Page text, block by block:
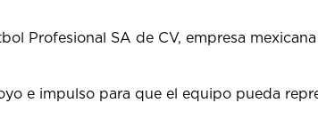
Profesional SA de CV, empresa
e impulso para que el equipo pueda